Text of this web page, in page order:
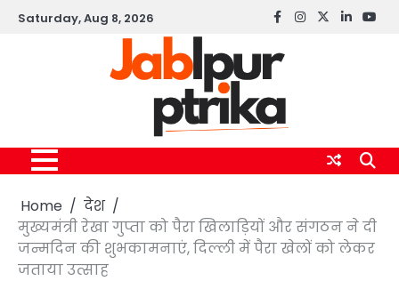
SkipSaturday, Aug 8, 2026 Facebook
instagram
twitterlinkedin
Home
देश
मुख्यमंत्री रेखा गुप्ता को पैरा खिलाड़ियों और संगठन ने दी
जन्मदिन की शुभकामनाएं, दिल्ली में पैरा खेलों को लेकर
जताया उत्साह